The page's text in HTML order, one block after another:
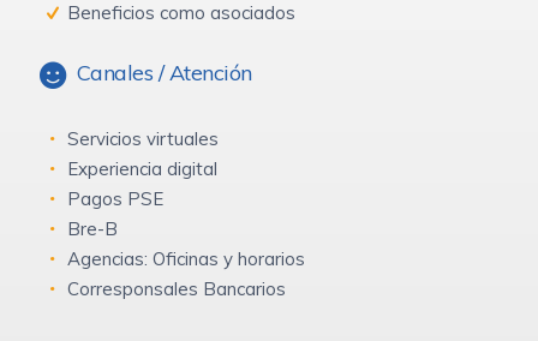
Beneficios como asociados
Canales / Atención
Servicios virtuales
Experiencia digital
Pagos PSE
Bre-B
Agencias: Oficinas y horarios
Corresponsales Bancarios